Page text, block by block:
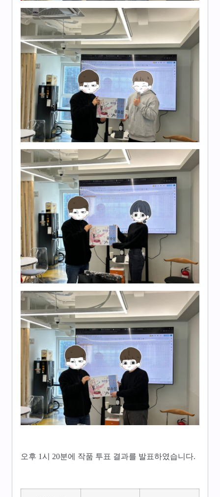
오후 1시 20분에 작품 투표 결과를 발표하였습니다.